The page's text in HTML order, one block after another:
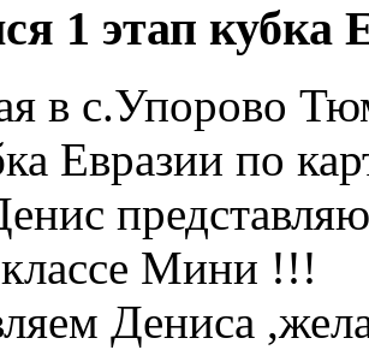
1 этап
в с.Упорово
Евразии по
Мини !!!
Дениса